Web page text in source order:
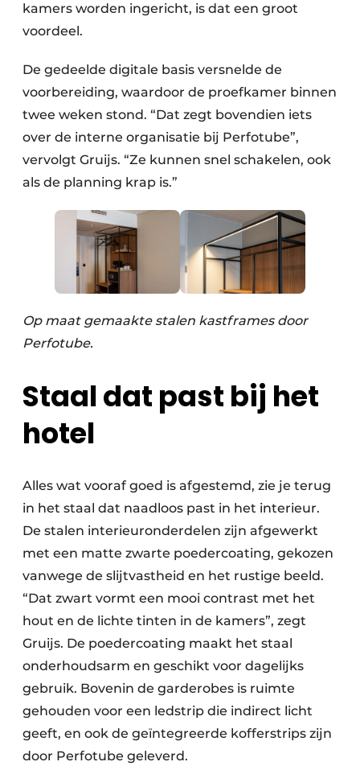
kamers worden ingericht, is dat een groot
voordeel.
De gedeelde digitale basis versnelde de
voorbereiding, waardoor de proefkamer binnen
twee weken stond. “Dat zegt bovendien iets
over de interne organisatie bij Perfotube”,
vervolgt Gruijs. “Ze kunnen snel schakelen, ook
als de planning krap is.”
Op maat gemaakte stalen kastframes door
Perfotube.
Staal dat past bij het
hotel
Alles wat vooraf goed is afgestemd, zie je terug
in het staal dat naadloos past in het interieur.
De stalen interieuronderdelen zijn afgewerkt
met een matte zwarte poedercoating, gekozen
vanwege de slijtvastheid en het rustige beeld.
“Dat zwart vormt een mooi contrast met het
hout en de lichte tinten in de kamers”, zegt
Gruijs. De poedercoating maakt het staal
onderhoudsarm en geschikt voor dagelijks
gebruik. Bovenin de garderobes is ruimte
gehouden voor een ledstrip die indirect licht
geeft, en ook de geïntegreerde kofferstrips zijn
door Perfotube geleverd.